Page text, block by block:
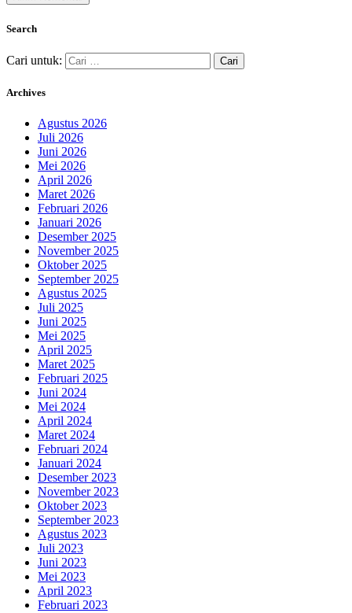
Search
Cari untuk:
Archives
Agustus 2026
Juli 2026
Juni 2026
Mei 2026
April 2026
Maret 2026
Februari 2026
Januari 2026
Desember 2025
November 2025
Oktober 2025
September 2025
Agustus 2025
Juli 2025
Juni 2025
Mei 2025
April 2025
Maret 2025
Februari 2025
Juni 2024
Mei 2024
April 2024
Maret 2024
Februari 2024
Januari 2024
Desember 2023
November 2023
Oktober 2023
September 2023
Agustus 2023
Juli 2023
Juni 2023
Mei 2023
April 2023
Februari 2023